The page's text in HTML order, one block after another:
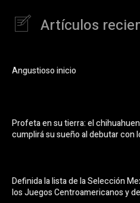
Artículos
Angustioso inicio
Profeta en su tierra: el
cumplirá su sueño al debutar con
Definida la lista de la Selección
los Juegos Centroamericanos y